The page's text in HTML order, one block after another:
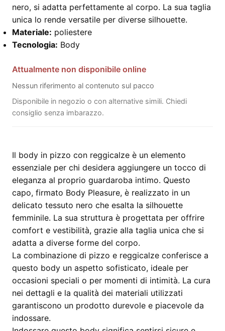
nero, si adatta perfettamente al corpo. La sua taglia
unica lo rende versatile per diverse silhouette.
Materiale: poliestere
Tecnologia: Body
Attualmente non disponibile online
Nessun riferimento al contenuto sul pacco
Disponibile in negozio o con alternative simili. Chiedi
consiglio senza imbarazzo.
Il body in pizzo con reggicalze è un elemento
essenziale per chi desidera aggiungere un tocco di
eleganza al proprio guardaroba intimo. Questo
capo, firmato Body Pleasure, è realizzato in un
delicato tessuto nero che esalta la silhouette
femminile. La sua struttura è progettata per offrire
comfort e vestibilità, grazie alla taglia unica che si
adatta a diverse forme del corpo.
La combinazione di pizzo e reggicalze conferisce a
questo body un aspetto sofisticato, ideale per
occasioni speciali o per momenti di intimità. La cura
nei dettagli e la qualità dei materiali utilizzati
garantiscono un prodotto durevole e piacevole da
indossare.